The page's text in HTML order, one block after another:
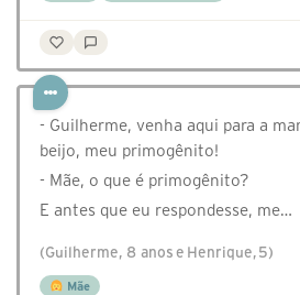
- Guilherme, venha aqui para a
beijo, meu primogênito!
- Mãe, o que é primogênito?
E antes que eu respondesse, me…
(Guilherme, 8 anos e Henrique, 5)
Mãe